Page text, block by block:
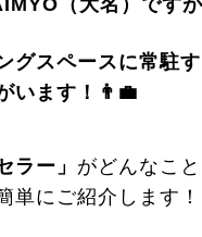
グスペースに常駐
います！👨‍💼
ラー」 がどんなこ
単にご紹介します！